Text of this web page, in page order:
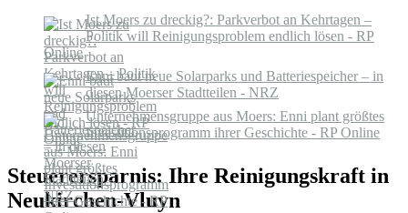
Ist Moers zu dreckig?: Parkverbot an Kehrtagen –
Politik will Reinigungsproblem endlich lösen - RP
Online
Enni baut neue Solarparks und Batteriespeicher – in
diesen Moerser Stadtteilen - NRZ
Unternehmensgruppe aus Moers: Enni plant größtes
Investitionsprogramm ihrer Geschichte - RP Online
Steuerersparnis: Ihre Reinigungskraft in
Neukirchen-Vluyn